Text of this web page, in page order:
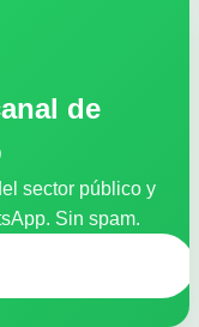
de
sector público y
Sin spam.